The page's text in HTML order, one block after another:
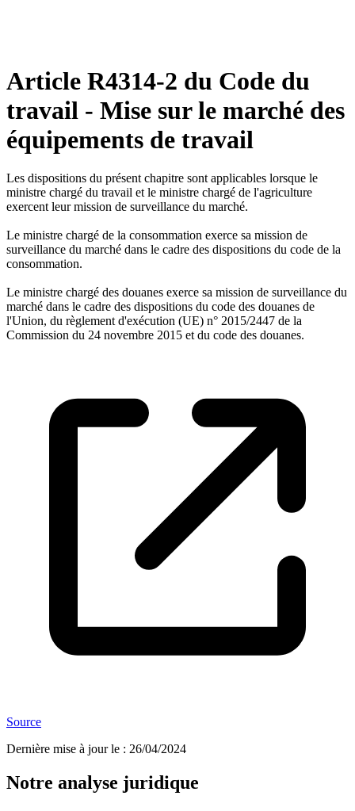
Article R4314-2 du Code du
travail - Mise sur le marché des
équipements de travail
Les dispositions du présent chapitre sont applicables lorsque le
ministre chargé du travail et le ministre chargé de l'agriculture
exercent leur mission de surveillance du marché.
Le ministre chargé de la consommation exerce sa mission de
surveillance du marché dans le cadre des dispositions du code de la
consommation.
Le ministre chargé des douanes exerce sa mission de surveillance du
marché dans le cadre des dispositions du code des douanes de
l'Union, du règlement d'exécution (UE) n° 2015/2447 de la
Commission du 24 novembre 2015 et du code des douanes.
Source
Dernière mise à jour le : 26/04/2024
Notre analyse juridique